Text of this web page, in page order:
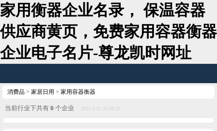
家用衡器企业名录， 保温容器
供应商黄页，免费家用容器衡器
企业电子名片-尊龙凯时网址
消费品 > 家居日用 > 家用容器衡器
当前行业下共有 0 个企业 2021-6-22 20:26:22